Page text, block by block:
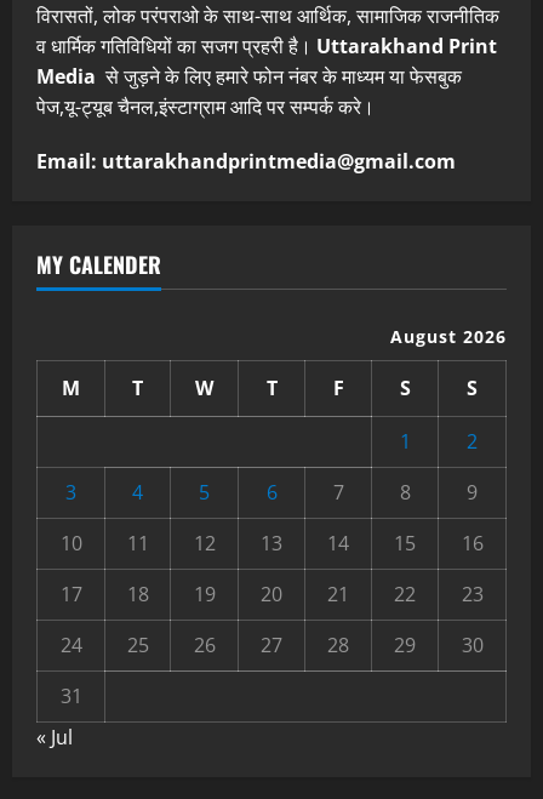
विरासतों, लोक परंपराओ के साथ-साथ आर्थिक, सामाजिक राजनीतिक
व धार्मिक गतिविधियों का सजग प्रहरी है। Uttarakhand Print
Media से जुड़ने के लिए हमारे फोन नंबर के माध्यम या फेसबुक
पेज,यू-ट्यूब चैनल,इंस्टाग्राम आदि पर सम्पर्क करे।
Email: uttarakhandprintmedia@gmail.com
MY CALENDER
August 2026
M T W T F S
S
1
2
3
4 5 6 7 8
9
10
11 12 13 14 15
16
17
18 19 20 21 22
23
24
25 26 27 28 29
30
31
« Jul